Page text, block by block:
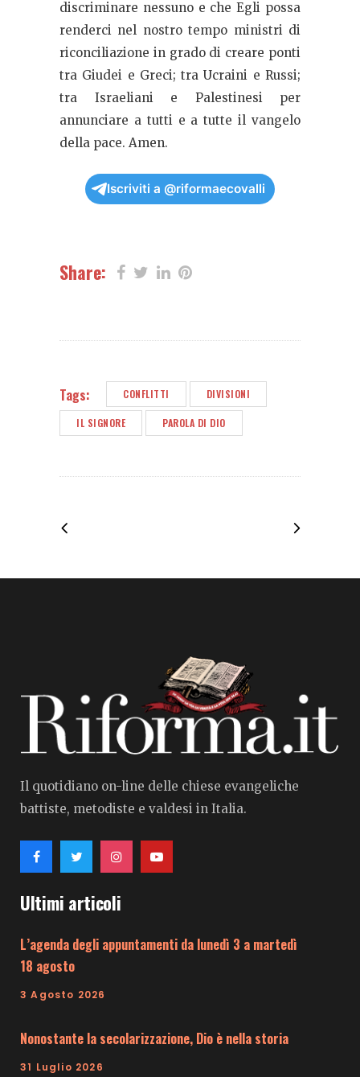
discriminare nessuno e che Egli possa
renderci nel nostro tempo ministri di
riconciliazione in grado di creare ponti
tra Giudei e Greci; tra Ucraini e Russi;
tra Israeliani e Palestinesi per
annunciare a tutti e a tutte il vangelo
della pace. Amen.
Iscriviti a @riformaecovalli
Share:
Tags: CONFLITTI DIVISIONI
IL SIGNORE PAROLA DI DIO
Il quotidiano on-line delle chiese evangeliche
battiste, metodiste e valdesi in Italia.
Ultimi articoli
L’agenda degli appuntamenti da lunedì 3 a martedì
18 agosto
3 Agosto 2026
Nonostante la secolarizzazione, Dio è nella storia
31 Luglio 2026